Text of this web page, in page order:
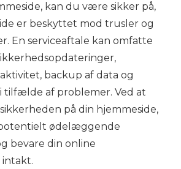
kan du være sikker på,
er beskyttet mod trusler og
En serviceaftale kan omfatte
backup af data og
tilfælde af problemer. Ved at
på din hjemmeside,
ødelæggende
bevare din online